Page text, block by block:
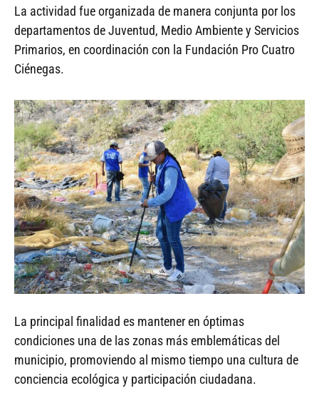
La actividad fue organizada de manera conjunta por los
departamentos de Juventud, Medio Ambiente y Servicios
Primarios, en coordinación con la Fundación Pro Cuatro
Ciénegas.
La principal finalidad es mantener en óptimas
condiciones una de las zonas más emblemáticas del
municipio, promoviendo al mismo tiempo una cultura de
conciencia ecológica y participación ciudadana.